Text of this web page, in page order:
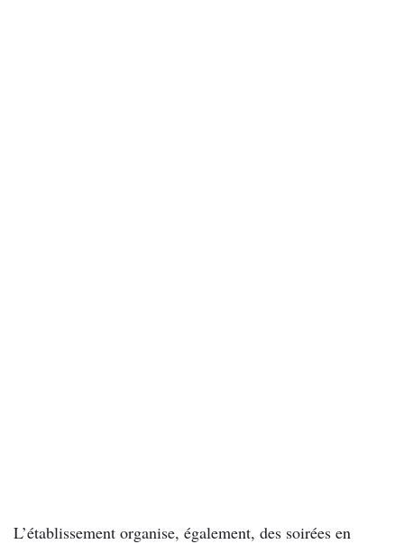
L’établissement organise, également, des soirées en